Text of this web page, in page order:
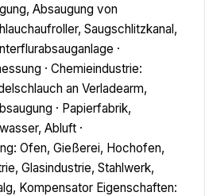
Absaugung von
Saugschlitzkanal,
·
· Chemieindustrie:
an Verladearm,
· Papierfabrik,
Abluft ·
Ofen, Gießerei, Hochofen,
Glasindustrie, Stahlwerk,
Kompensator Eigenschaften: